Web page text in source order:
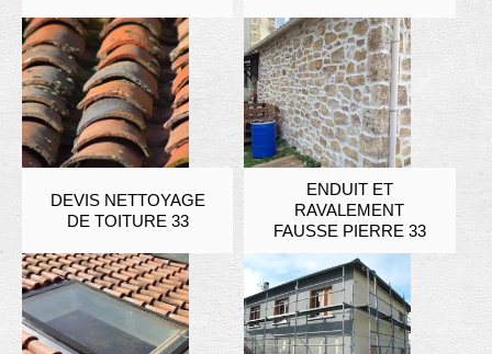
DEVIS NETTOYAGE
DE TOITURE 33
ENDUIT ET
RAVALEMENT
FAUSSE PIERRE 33